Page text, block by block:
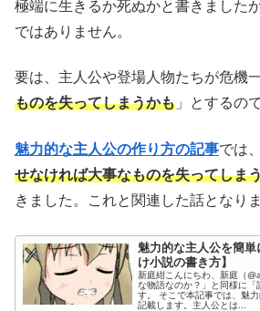
極端に生きるか死ぬかと書きました
ではありません。
要は、主人公や登場人物たちが危機
ものを失ってしまうかも 」とするの
魅力的な主人公の作り方の記事では、
せなければ大事なものを失ってしま
きました。これと関連した話となりま
魅力的な主人公を簡
け小説の書き方】
新庭紺こんにちわ、新庭（
な物語なのか？」と同様に
す。 そこで本記事では、魅
記載します。主人公とは...